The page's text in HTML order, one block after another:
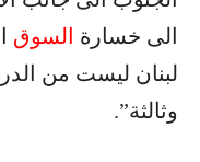
الى خسارة السوق
لبنان ليست من
وثالثة”.